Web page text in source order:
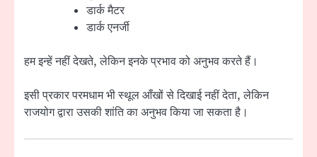
डार्क मैटर
डार्क एनर्जी
हम इन्हें नहीं देखते, लेकिन इनके प्रभाव को अनुभव करते हैं।
इसी प्रकार परमधाम भी स्थूल आँखों से दिखाई नहीं देता, लेकिन
राजयोग द्वारा उसकी शांति का अनुभव किया जा सकता है।